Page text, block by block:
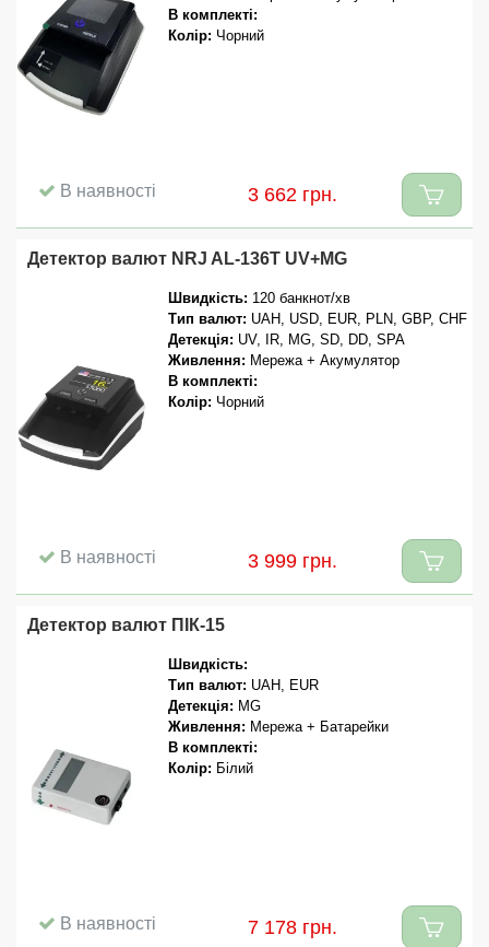
В комплекті:
Колір: Чорний
В наявності 3 662 грн.
Детектор валют NRJ AL-136T UV+MG
Швидкість: 120 банкнот/хв
Тип валют: UAH, USD, EUR, PLN, GBP, CHF
Детекція: UV, IR, MG, SD, DD, SPA
Живлення: Мережа + Акумулятор
В комплекті:
Колір: Чорний
В наявності 3 999 грн.
Детектор валют ПІК-15
Швидкість:
Тип валют: UAH, EUR
Детекція: MG
Живлення: Мережа + Батарейки
В комплекті:
Колір: Білий
В наявності 7 178 грн.